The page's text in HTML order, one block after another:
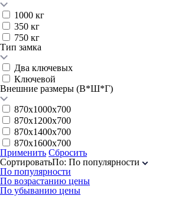
1000 кг
350 кг
750 кг
Тип замка
Два ключевых
Ключевой
Внешние размеры (В*Ш*Г)
870х1000х700
870х1200х700
870х1400х700
870х1600х700
Применить Сбросить
СортироватьПо: По популярности
По популярности
По возрастанию цены
По убыванию цены